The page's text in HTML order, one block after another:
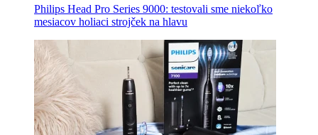
Philips Head Pro Series 9000: testovali sme niekoľko
mesiacov holiaci strojček na hlavu